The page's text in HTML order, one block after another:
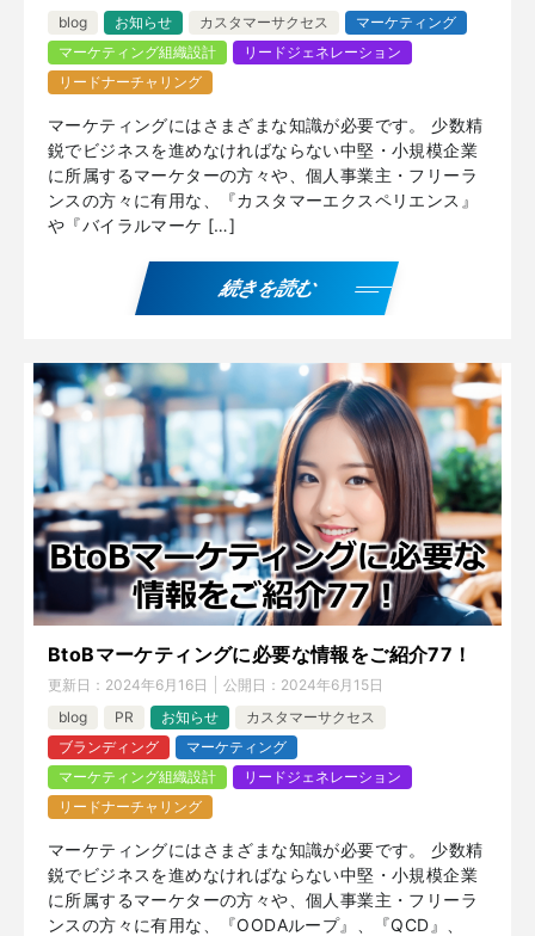
blog
お知らせ カスタマーサクセス
マーケティング
マーケティング組織設計
リードジェネレーション
リードナーチャリング
マーケティングにはさまざまな知識が必要です。 少数精
鋭でビジネスを進めなければならない中堅・小規模企業
に所属するマーケターの方々や、個人事業主・フリーラ
ンスの方々に有用な、『カスタマーエクスペリエンス』
や『バイラルマーケ […]
続きを読む
BtoBマーケティングに必要な情報をご紹介77！
更新日： 2024年6月16日 公開日： 2024年6月15日
blog
PR お知らせ
カスタマーサクセス
ブランディング
マーケティング
マーケティング組織設計
リードジェネレーション
リードナーチャリング
マーケティングにはさまざまな知識が必要です。 少数精
鋭でビジネスを進めなければならない中堅・小規模企業
に所属するマーケターの方々や、個人事業主・フリーラ
ンスの方々に有用な、『OODAループ』、『QCD』、